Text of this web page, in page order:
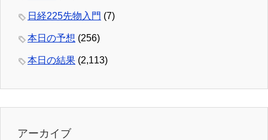
日経225先物入門 (7)
本日の予想 (256)
本日の結果 (2,113)
アーカイブ